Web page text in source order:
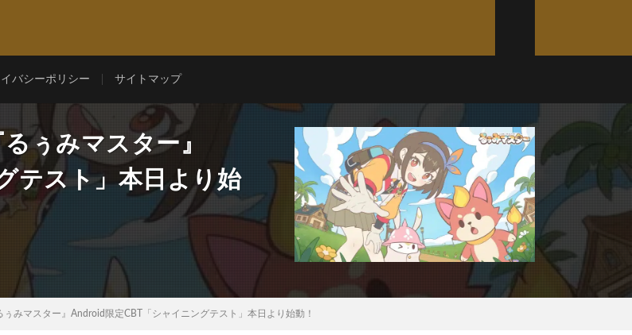
バシーポリシー サイトマップ
ぅみマスター』
テスト」本日より始
みマスター』Android限定CBT「シャイニングテスト」本日より始動！